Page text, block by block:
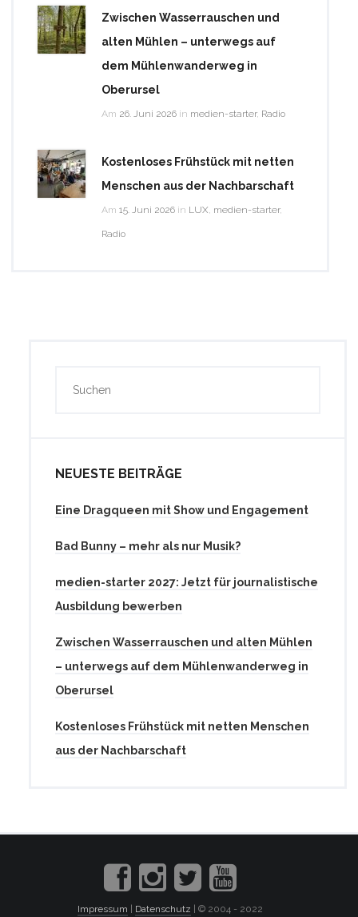
Zwischen Wasserrauschen und
alten Mühlen – unterwegs auf
dem Mühlenwanderweg in
Oberursel
Am 26. Juni 2026 in medien-starter, Radio
Kostenloses Frühstück mit netten
Menschen aus der Nachbarschaft
Am 15. Juni 2026 in LUX, medien-starter,
Radio
NEUESTE BEITRÄGE
Eine Dragqueen mit Show und Engagement
Bad Bunny – mehr als nur Musik?
medien-starter 2027: Jetzt für journalistische
Ausbildung bewerben
Zwischen Wasserrauschen und alten Mühlen
– unterwegs auf dem Mühlenwanderweg in
Oberursel
Kostenloses Frühstück mit netten Menschen
aus der Nachbarschaft
Impressum Datenschutz | © 2004 - 2022